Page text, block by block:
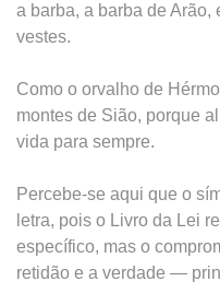
a barba, a barba de Arão,
vestes.
Como o orvalho de
montes de Sião, porque
vida para sempre.
Percebe-se aqui que o
letra, pois o Livro da Lei
específico, mas o
retidão e a verdade —